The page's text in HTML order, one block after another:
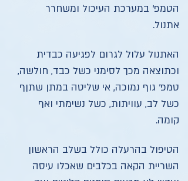
הטמפ' במערכת העיכול ומשחרר
אתנול.
האתנול עלול לגרום לפגיעה כבדית
וכתוצאה מכך לסימני כשל כבד, חולשה,
טמפ' גוף נמוכה, אי שליטה במתן שתןף
כשל לב, עוויתות, כשל נשימתי ואף
קומה.
הטיפול בהרעלה כולל בשלב הראשון
השריית הקאה בכלבים שאכלו עיסה